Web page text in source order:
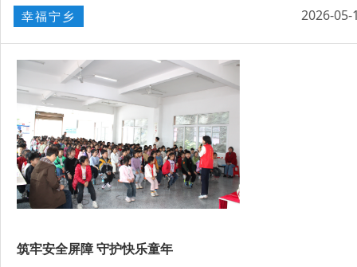
幸福宁乡 2026-05-
筑牢安全屏障 守护快乐童年